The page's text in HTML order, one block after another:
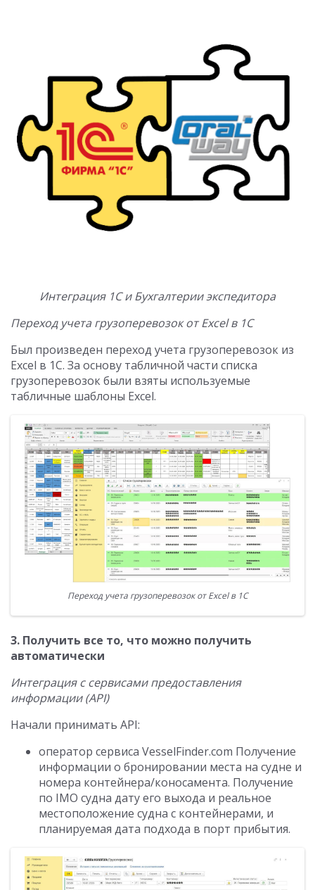
Интеграция 1С и Бухгалтерии экспедитора
Переход учета грузоперевозок от Excel в 1С
Был произведен переход учета грузоперевозок из
Excel в 1С. За основу табличной части списка
грузоперевозок были взяты используемые
табличные шаблоны Excel.
Переход учета грузоперевозок от Excel в 1С
3. Получить все то, что можно получить
автоматически
Интеграция с сервисами предоставления
информации (API)
Начали принимать API:
оператор сервиса VesselFinder.com Получение
информации о бронировании места на судне и
номера контейнера/коносамента. Получение
по IMO судна дату его выхода и реальное
местоположение судна с контейнерами, и
планируемая дата подхода в порт прибытия.